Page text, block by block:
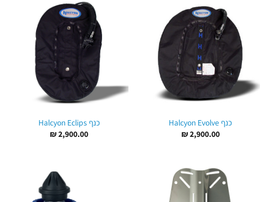
כנף Halcyon Evolve
₪2,900.00
כנף Halcyon Eclips
₪2,900.00